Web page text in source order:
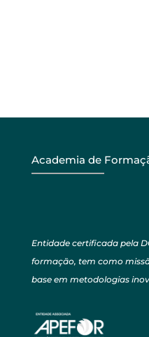
Academia de
Entidade certificada pela
formação, tem como
base em metodologias